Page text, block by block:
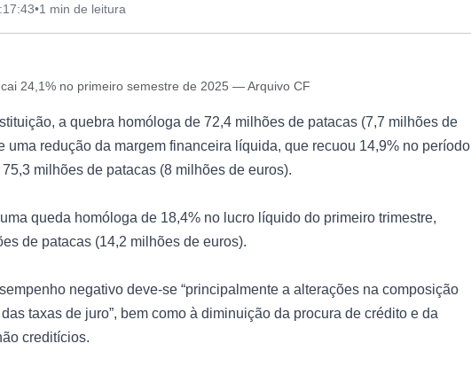
•1 min de leitura
24,1% no primeiro semestre de 2025 — Arquivo CF
a quebra homóloga de 72,4 milhões de patacas (7,7 milhões de
uma redução da margem financeira líquida, que recuou 14,9% no período
milhões de patacas (8 milhões de euros).
queda homóloga de 18,4% no lucro líquido do primeiro trimestre,
de patacas (14,2 milhões de euros).
negativo deve-se “principalmente a alterações na composição
taxas de juro”, bem como à diminuição da procura de crédito e da
creditícios.